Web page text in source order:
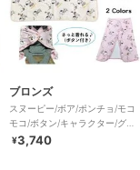
ブロンズ
スヌーピー/ボア/ポンチョ/モコ
モコ/ボタン/キャラクター/グッ
ズ/裏ボア
¥3,740